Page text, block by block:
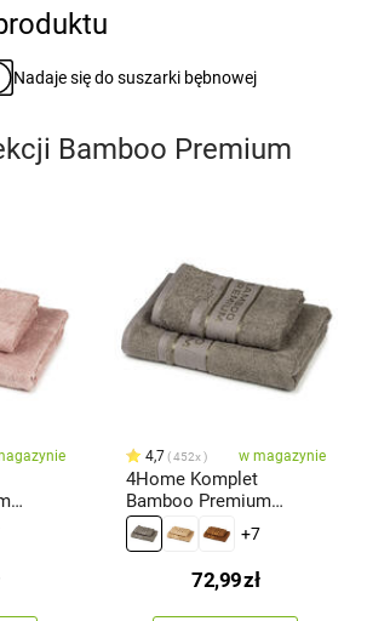
Nadaje się do suszarki bębnowej
Bamboo Premium
70 x
4,7 452x w magazynie
4Home Komplet
Bamboo Premium
ręczników szary, 70 x
140 cm, 50 x 100 cm
+7
72,99zł